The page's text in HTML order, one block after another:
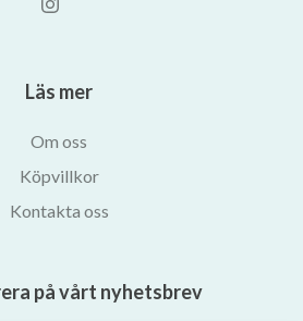
Läs mer
Om oss
Köpvillkor
Kontakta oss
på vårt nyhetsbrev